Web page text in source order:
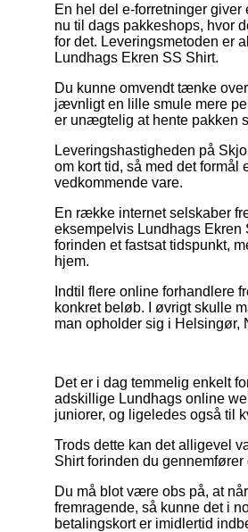
En hel del e-forretninger
nu til dags pakkeshops, hvor
for det. Leveringsmetoden er
Lundhags Ekren SS Shirt.
Du kunne omvendt tænke
jævnligt en lille smule mere
er unægtelig at hente pakken
Leveringshastigheden på
om kort tid, så med det formål
vedkommende vare.
En række internet selskaber
eksempelvis Lundhags Ekren
forinden et fastsat tidspunkt,
hjem.
Indtil flere online forhandlere
konkret beløb. I øvrigt skulle
man opholder sig i Helsingør,
Det er i dag temmelig enkelt
adskillige Lundhags online
juniorer, og ligeledes også til
Trods dette kan det alligevel
Shirt forinden du
Du må blot være obs på, at
fremragende, så kunne det i
betalingskort er imidlertid